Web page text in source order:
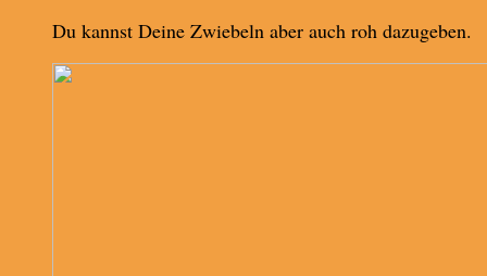
Du kannst Deine Zwiebeln aber auch roh dazugeben.